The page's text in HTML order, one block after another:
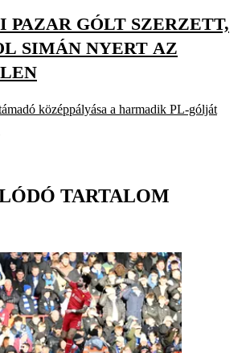
PAZAR GÓLT SZERZETT,
SIMÁN NYERT AZ
középpályása a harmadik PL-gólját
TARTALOM